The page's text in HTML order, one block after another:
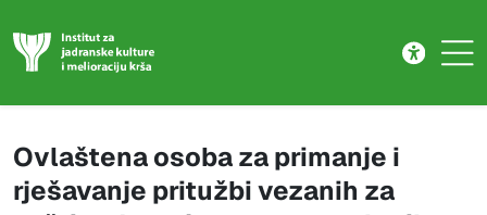
Ovlaštena osoba za primanje i
rješavanje pritužbi vezanih za